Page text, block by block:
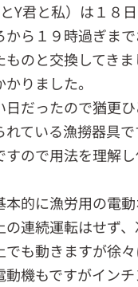
Y君と私）は１８
から１９時過ぎまで
ものと交換してき
りました。
日だったので猶更
ている漁撈器具
ので用法を理解し
本的に漁労用の電
の連続運転はせず
でも動きますが徐
動機もですがイン